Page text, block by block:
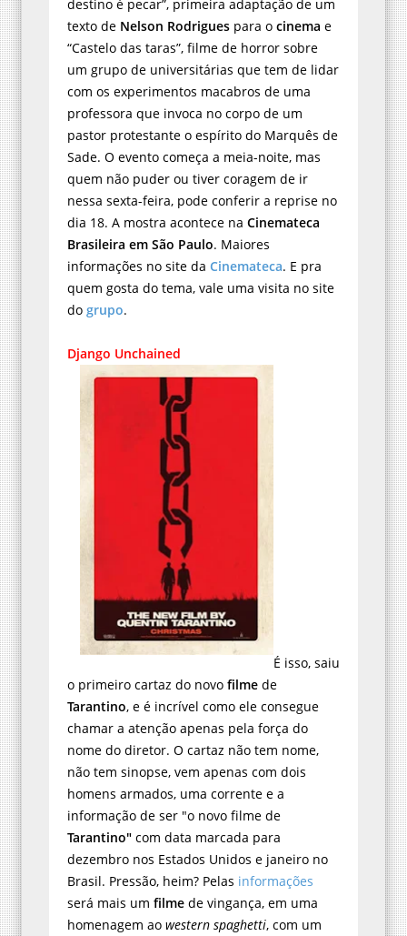
destino é pecar”, primeira adaptação de um
texto de Nelson Rodrigues para o cinema e
“Castelo das taras”, filme de horror sobre
um grupo de universitárias que tem de lidar
com os experimentos macabros de uma
professora que invoca no corpo de um
pastor protestante o espírito do Marquês de
Sade. O evento começa a meia-noite, mas
quem não puder ou tiver coragem de ir
nessa sexta-feira, pode conferir a reprise no
dia 18. A mostra acontece na Cinemateca
Brasileira em São Paulo. Maiores
informações no site da Cinemateca. E pra
quem gosta do tema, vale uma visita no site
do grupo.
Django Unchained
É isso, saiu
o primeiro cartaz do novo filme de
Tarantino, e é incrível como ele consegue
chamar a atenção apenas pela força do
nome do diretor. O cartaz não tem nome,
não tem sinopse, vem apenas com dois
homens armados, uma corrente e a
informação de ser "o novo filme de
Tarantino" com data marcada para
dezembro nos Estados Unidos e janeiro no
Brasil. Pressão, heim? Pelas informações
será mais um filme de vingança, em uma
homenagem ao western spaghetti, com um